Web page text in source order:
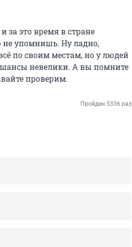
за это время в стране
не упомнишь. Ну ладно,
по своим местам, но у людей
шансы невелики. А вы помните
проверим.
Пройден 5336 раз